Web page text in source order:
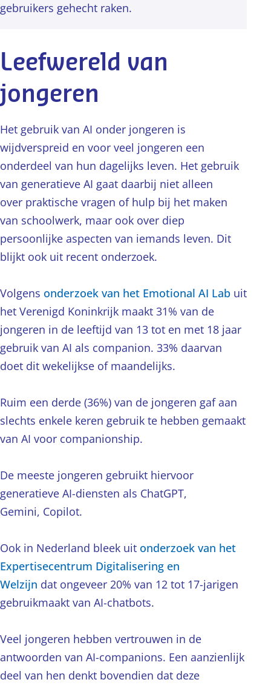
gebruikers gehecht raken.
Leefwereld van
jongeren
Het gebruik van AI onder jongeren is
wijdverspreid en voor veel jongeren een
onderdeel van hun dagelijks leven. Het gebruik
van generatieve AI gaat daarbij niet alleen
over praktische vragen of hulp bij het maken
van schoolwerk, maar ook over diep
persoonlijke aspecten van iemands leven. Dit
blijkt ook uit recent onderzoek.
Volgens onderzoek van het Emotional AI Lab uit
het Verenigd Koninkrijk maakt 31% van de
jongeren in de leeftijd van 13 tot en met 18 jaar
gebruik van AI als companion. 33% daarvan
doet dit wekelijkse of maandelijks.
Ruim een derde (36%) van de jongeren gaf aan
slechts enkele keren gebruik te hebben gemaakt
van AI voor companionship.
De meeste jongeren gebruikt hiervoor
generatieve AI-diensten als ChatGPT,
Gemini, Copilot.
Ook in Nederland bleek uit onderzoek van het
Expertisecentrum Digitalisering en
Welzijn dat ongeveer 20% van 12 tot 17-jarigen
gebruikmaakt van AI-chatbots.
Veel jongeren hebben vertrouwen in de
antwoorden van AI-companions. Een aanzienlijk
deel van hen denkt bovendien dat deze